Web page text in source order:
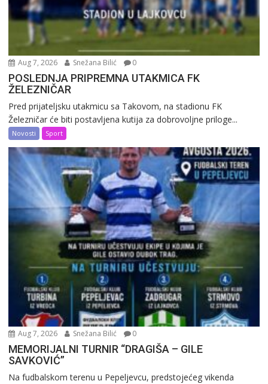
Aug 7, 2026 Snežana Bilić 0
POSLEDNJA PRIPREMNA UTAKMICA FK
ŽELEZNIČAR
Pred prijateljsku utakmicu sa Takovom, na stadionu FK
Železničar će biti postavljena kutija za dobrovoljne priloge...
Novosti Sport
Aug 7, 2026 Snežana Bilić 0
MEMORIJALNI TURNIR “DRAGIŠA – GILE
SAVKOVIĆ”
Na fudbalskom terenu u Pepeljevcu, predstojećeg vikenda